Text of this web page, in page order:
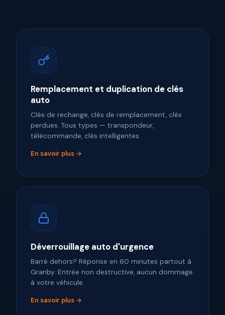
Remplacement et duplication de clés
auto
Clés de rechange, clés de remplacement, clés
perdues. Tous types — transpondeur,
télécommande, clés intelligentes.
En savoir plus →
Déverrouillage auto d'urgence
Barré dehors? Réponse en 60 minutes partout à
Granby. Entrée non destructive, aucun dommage
à votre véhicule.
En savoir plus →